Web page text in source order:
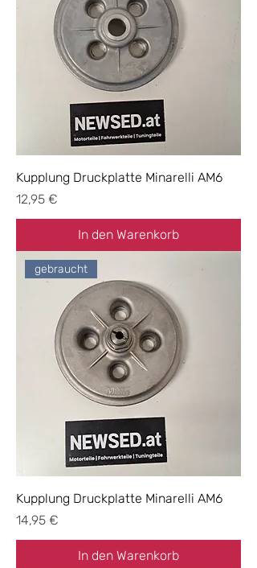
Kupplung Druckplatte Minarelli AM6
Preis
12,95 €
In den Warenkorb
gebraucht
Kupplung Druckplatte Minarelli AM6
Preis
14,95 €
In den Warenkorb